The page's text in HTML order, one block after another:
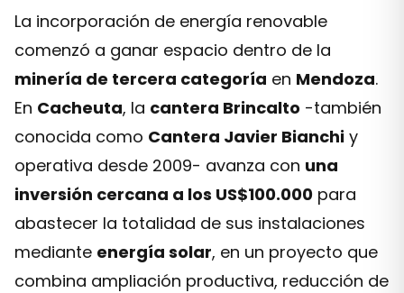
La incorporación de energía renovable
comenzó a ganar espacio dentro de la
minería de tercera categoría en Mendoza.
En Cacheuta, la cantera Brincalto -también
conocida como Cantera Javier Bianchi y
operativa desde 2009- avanza con una
inversión cercana a los US$100.000 para
abastecer la totalidad de sus instalaciones
mediante energía solar, en un proyecto que
combina ampliación productiva, reducción de